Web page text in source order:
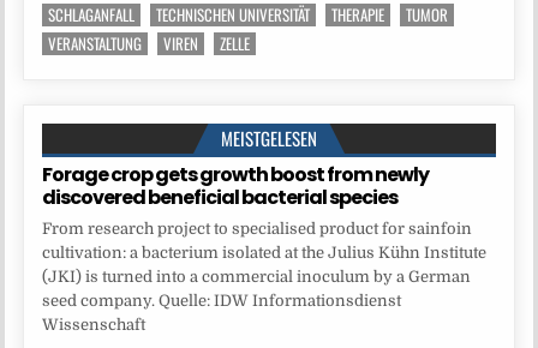
SCHLAGANFALL
TECHNISCHEN UNIVERSITÄT THERAPIE
TUMOR
VERANSTALTUNG
VIREN ZELLE
MEISTGELESEN
Forage crop gets growth boost from newly
discovered beneficial bacterial species
From research project to specialised product for sainfoin
cultivation: a bacterium isolated at the Julius Kühn Institute
(JKI) is turned into a commercial inoculum by a German
seed company. Quelle: IDW Informationsdienst
Wissenschaft